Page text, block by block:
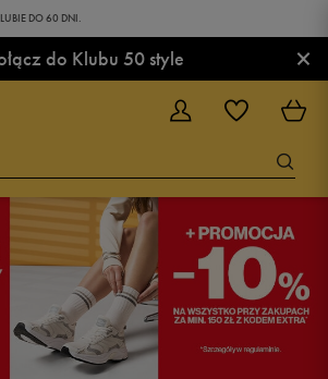
DO 60 DNI.
do Klubu 50 style ×